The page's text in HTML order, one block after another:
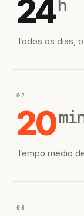
24 h
Todos os dias,
02
20
Tempo médio
03